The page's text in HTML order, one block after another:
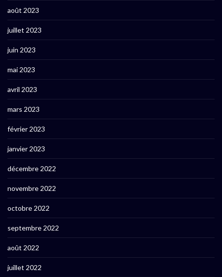
août 2023
juillet 2023
juin 2023
mai 2023
avril 2023
mars 2023
février 2023
janvier 2023
décembre 2022
novembre 2022
octobre 2022
septembre 2022
août 2022
juillet 2022